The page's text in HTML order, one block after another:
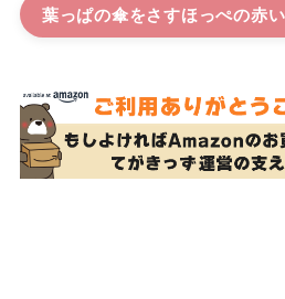
葉っぱの傘をさすほっぺの赤